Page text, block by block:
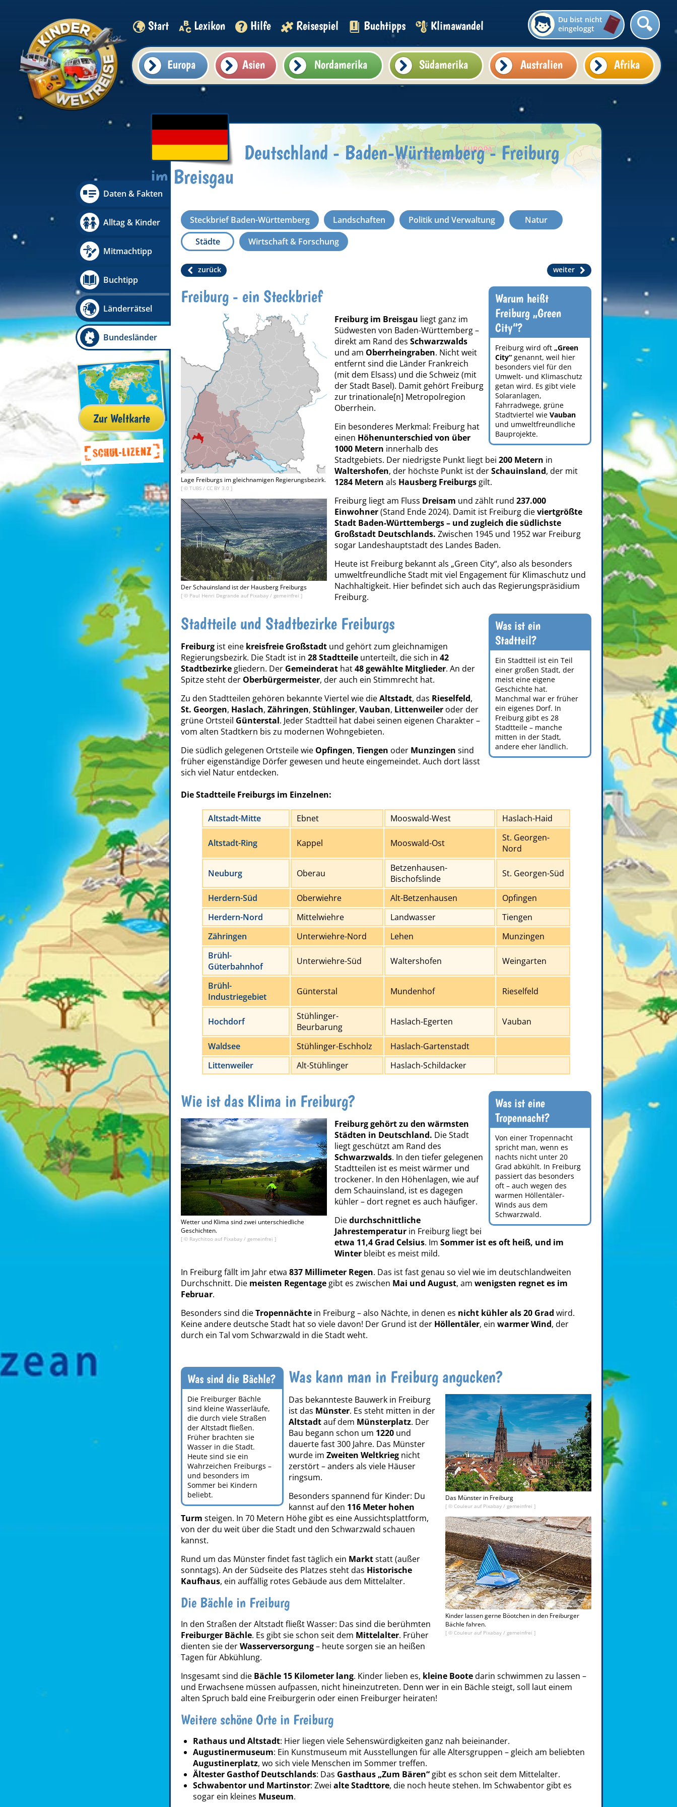
Start Lexikon Hilfe Reisespiel Buchtipps Klimawandel
Du bist nicht
eingeloggt
Europa Asien Nordamerika Südamerika Australien Afrika
Daten & Fakten
Alltag & Kinder
Mitmachtipp
Buchtipp
Länderrätsel
Bundesländer
Zur Weltkarte
Deutschland - Baden-Württemberg - Freiburg
im Breisgau
Steckbrief Baden-Württemberg Landschaften Politik und Verwaltung
Natur
Städte
Wirtschaft & Forschung
zurück weiter
Warum heißt
Freiburg „Green
City“?
Freiburg wird oft„Green
City“ genannt, weil hier
besonders viel für den
Umwelt- und Klimaschutz
getan wird. Es gibt viele
Solaranlagen,
Fahrradwege, grüne
Stadtviertel wieVauban
und umweltfreundliche
Bauprojekte.
Freiburg - ein Steckbrief
Lage Freiburgs im gleichnamigen Regierungsbezirk.
[ © TUBS / CC BY 3.0 ]
Der Schauinsland ist der Hausberg Freiburgs
[ © Paul Henri Degrande auf Pixabay / gemeinfrei ]
Freiburg im Breisgau liegt ganz im
Südwesten von Baden-Württemberg –
direkt am Rand des Schwarzwalds
und am Oberrheingraben. Nicht weit
entfernt sind die Länder Frankreich
(mit dem Elsass) und die Schweiz (mit
der Stadt Basel). Damit gehört Freiburg
zur trinationale[n] Metropolregion
Oberrhein.
Ein besonderes Merkmal: Freiburg hat
einen Höhenunterschied von über
1000 Metern innerhalb des
Stadtgebiets. Der niedrigste Punkt liegt bei 200 Metern in
Waltershofen, der höchste Punkt ist derSchauinsland, der mit
1284 Metern als Hausberg Freiburgs gilt.
Freiburg liegt am Fluss Dreisam und zählt rund 237.000
Einwohner(Stand Ende 2024). Damit ist Freiburg dieviertgrößte
Stadt Baden-Württembergs – und zugleich die südlichste
Großstadt Deutschlands. Zwischen 1945 und 1952 war Freiburg
sogar Landeshauptstadt des Landes Baden.
Heute ist Freiburg bekannt als „Green City“, also als besonders
umweltfreundliche Stadt mit viel Engagement für Klimaschutz und
Nachhaltigkeit. Hier befindet sich auch das Regierungspräsidium
Freiburg.
Was ist ein
Stadtteil?
Ein Stadtteil ist ein Teil
einer großen Stadt, der
meist eine eigene
Geschichte hat.
Manchmal war er früher
ein eigenes Dorf. In
Freiburg gibt es 28
Stadtteile – manche
mitten in der Stadt,
andere eher ländlich.
Stadtteile und Stadtbezirke Freiburgs
Freiburg ist eine kreisfreie Großstadt und gehört zum gleichnamigen
Regierungsbezirk. Die Stadt ist in 28 Stadtteile unterteilt, die sich in 42
Stadtbezirke gliedern. Der Gemeinderat hat48 gewählte Mitglieder. An der
Spitze steht der Oberbürgermeister, der auch ein Stimmrecht hat.
Zu den Stadtteilen gehören bekannte Viertel wie dieAltstadt, das Rieselfeld,
St. Georgen, Haslach, Zähringen, Stühlinger, Vauban, Littenweiler oder der
grüne Ortsteil Günterstal. Jeder Stadtteil hat dabei seinen eigenen Charakter –
vom alten Stadtkern bis zu modernen Wohngebieten.
Die südlich gelegenen Ortsteile wie Opfingen, Tiengen oder Munzingen sind
früher eigenständige Dörfer gewesen und heute eingemeindet. Auch dort lässt
sich viel Natur entdecken.
Die Stadtteile Freiburgs im Einzelnen:
Altstadt-Mitte Ebnet Mooswald-West Haslach-Haid
Altstadt-Ring Kappel Mooswald-Ost
St. Georgen-
Nord
Neuburg Oberau
Betzenhausen-
Bischofslinde
St. Georgen-Süd
Herdern-Süd Oberwiehre Alt-Betzenhausen
Opfingen
Herdern-Nord
Mittelwiehre Landwasser
Tiengen
Zähringen
Unterwiehre-Nord Lehen
Munzingen
Brühl-
Güterbahnhof
Unterwiehre-Süd Waltershofen Weingarten
Brühl-
Industriegebiet
Günterstal Mundenhof Rieselfeld
Hochdorf
Stühlinger-
Beurbarung
Haslach-Egerten Vauban
Waldsee Stühlinger-Eschholz
Haslach-Gartenstadt
Littenweiler
Alt-Stühlinger Haslach-Schildacker
Was ist eine
Tropennacht?
Von einer Tropennacht
spricht man, wenn es
nachts nicht unter 20
Grad abkühlt. In Freiburg
passiert das besonders
oft – auch wegen des
warmen Höllentäler-
Winds aus dem
Schwarzwald.
Wie ist das Klima in Freiburg?
Wetter und Klima sind zwei unterschiedliche
Geschichten.
[ © Raychitoo auf Pixabay / gemeinfrei ]
Freiburg gehört zu den wärmsten
Städten in Deutschland. Die Stadt
liegt geschützt am Rand des
Schwarzwalds. In den tiefer gelegenen
Stadtteilen ist es meist wärmer und
trockener. In den Höhenlagen, wie auf
dem Schauinsland, ist es dagegen
kühler – dort regnet es auch häufiger.
Diedurchschnittliche
Jahrestemperatur in Freiburg liegt bei
etwa 11,4 Grad Celsius. Im Sommer ist es oft heiß, und im
Winter bleibt es meist mild.
In Freiburg fällt im Jahr etwa 837 Millimeter Regen. Das ist fast genau so viel wie im deutschlandweiten
Durchschnitt. Die meisten Regentage gibt es zwischen Mai und August, am wenigsten regnet es im
Februar.
Besonders sind dieTropennächte in Freiburg – also Nächte, in denen es nicht kühler als 20 Grad wird.
Keine andere deutsche Stadt hat so viele davon! Der Grund ist der Höllentäler, ein warmer Wind, der
durch ein Tal vom Schwarzwald in die Stadt weht.
Was sind die Bächle?
Die Freiburger Bächle
sind kleine Wasserläufe,
die durch viele Straßen
der Altstadt fließen.
Früher brachten sie
Wasser in die Stadt.
Heute sind sie ein
Wahrzeichen Freiburgs –
und besonders im
Sommer bei Kindern
beliebt.
Was kann man in Freiburg angucken?
Das Münster in Freiburg
[ © Couleur auf Pixabay / gemeinfrei ]
Kinder lassen gerne Böotchen in den Freiburger
Bächle fahren.
[ © Couleur auf Pixabay / gemeinfrei ]
Das bekannteste Bauwerk in Freiburg
ist das Münster. Es steht mitten in der
Altstadtauf dem Münsterplatz. Der
Bau begann schon um 1220und
dauerte fast 300 Jahre. Das Münster
wurde im Zweiten Weltkriegnicht
zerstört – anders als viele Häuser
ringsum.
Besonders spannend für Kinder: Du
kannst auf den 116 Meter hohen
Turm steigen. In 70 Metern Höhe gibt es eine Aussichtsplattform,
von der du weit über die Stadt und den Schwarzwald schauen
kannst.
Rund um das Münster findet fast täglich ein Marktstatt (außer
sonntags). An der Südseite des Platzes steht das Historische
Kaufhaus, ein auffällig rotes Gebäude aus dem Mittelalter.
Die Bächle in Freiburg
In den Straßen der Altstadt fließt Wasser: Das sind die berühmten
Freiburger Bächle. Es gibt sie schon seit dem Mittelalter. Früher
dienten sie derWasserversorgung– heute sorgen sie an heißen
Tagen für Abkühlung.
Insgesamt sind die Bächle 15 Kilometer lang. Kinder lieben es, kleine Bootedarin schwimmen zu lassen –
und Erwachsene müssen aufpassen, nicht hineinzutreten. Denn wer in ein Bächle steigt, soll laut einem
alten Spruch bald eine Freiburgerin oder einen Freiburger heiraten!
Weitere schöne Orte in Freiburg
Rathaus und Altstadt: Hier liegen viele Sehenswürdigkeiten ganz nah beieinander.
Augustinermuseum: Ein Kunstmuseum mit Ausstellungen für alle Altersgruppen – gleich am beliebten
Augustinerplatz, wo sich viele Menschen im Sommer treffen.
Ältester Gasthof Deutschlands: Das Gasthaus „Zum Bären“ gibt es schon seit dem Mittelalter.
Schwabentor und Martinstor: Zwei alte Stadttore, die noch heute stehen. Im Schwabentor gibt es
sogar ein kleines Museum.